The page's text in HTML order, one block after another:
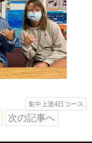
集中上達4日コース
次の記事へ